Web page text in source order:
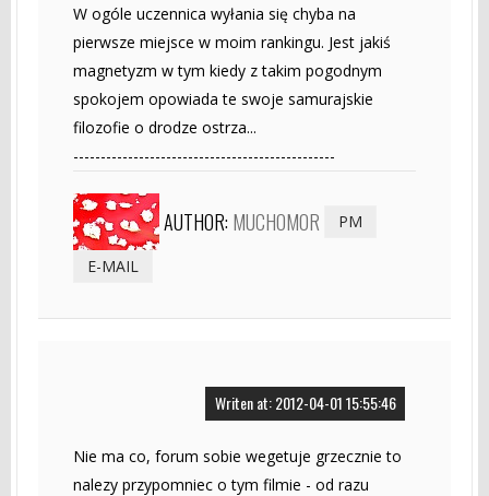
W ogóle uczennica wyłania się chyba na
pierwsze miejsce w moim rankingu. Jest jakiś
magnetyzm w tym kiedy z takim pogodnym
spokojem opowiada te swoje samurajskie
filozofie o drodze ostrza...
------------------------------------------------
AUTHOR: MUCHOMOR PM
E-MAIL
Writen at: 2012-04-01 15:55:46
Nie ma co, forum sobie wegetuje grzecznie to
nalezy przypomniec o tym filmie - od razu